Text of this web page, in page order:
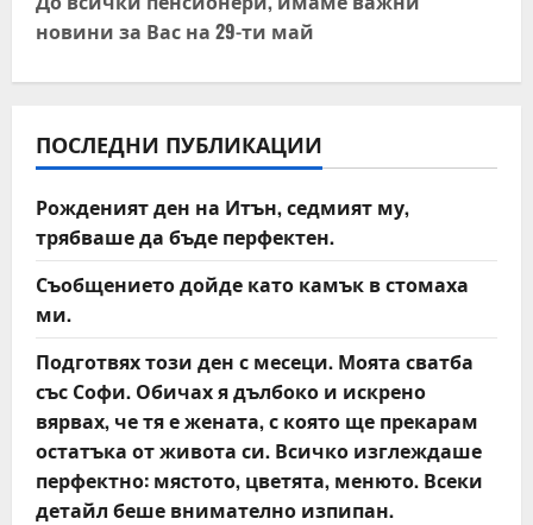
n
a
v
i
g
a
t
i
o
n
новини за Вас на 29-ти май
ПОСЛЕДНИ ПУБЛИКАЦИИ
Рожденият ден на Итън, седмият му,
трябваше да бъде перфектен.
Съобщението дойде като камък в стомаха
ми.
Подготвях този ден с месеци. Моята сватба
със Софи. Обичах я дълбоко и искрено
вярвах, че тя е жената, с която ще прекарам
остатъка от живота си. Всичко изглеждаше
перфектно: мястото, цветята, менюто. Всеки
детайл беше внимателно изпипан.